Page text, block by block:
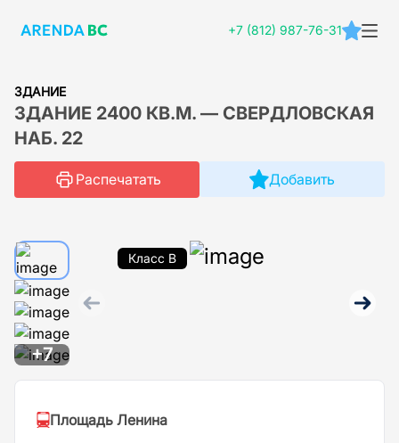
+7 (812) 987-76-31
ЗДАНИЕ
ЗДАНИЕ 2400 КВ.М. — СВЕРДЛОВСКАЯ
НАБ. 22
Распечатать Добавить
Класс B
+7
Площадь Ленина